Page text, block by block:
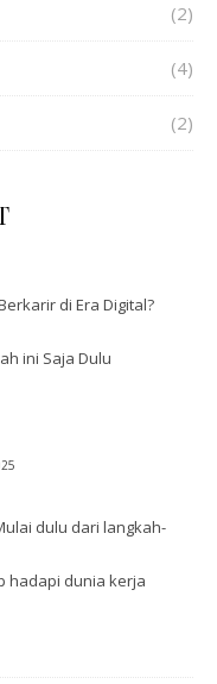
(2)
(4)
(2)
di Era Digital?
ini Saja Dulu
dulu dari langkah-
hadapi dunia kerja